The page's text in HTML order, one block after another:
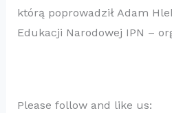
którą poprowadził Adam
Edukacji Narodowej IPN –
Please follow and like us: